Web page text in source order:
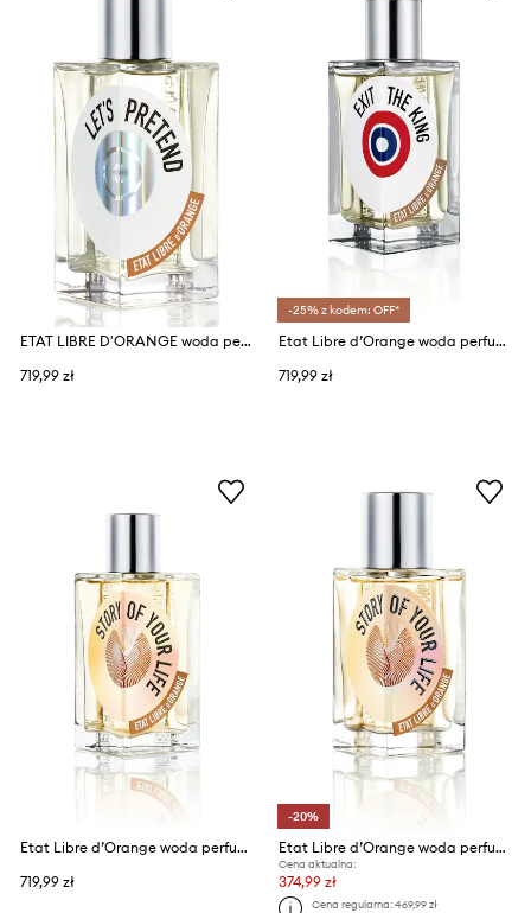
ETAT LIBRE D'ORANGE woda perfumowana ELO LET'S PRETEND EDP 100ml
719,99 zł
-25% z kodem: OFF*
Etat Libre d’Orange woda perfumowana EdP Nat. Spray 100 ml
719,99 zł
Etat Libre d’Orange woda perfumowana EdP Nat. Spray 100 ml
719,99 zł
-20%
Etat Libre d’Orange woda perfumowana EdP Nat. Spray 50 ml
Cena aktualna:
374,99 zł
Cena regularna:469,99 zł